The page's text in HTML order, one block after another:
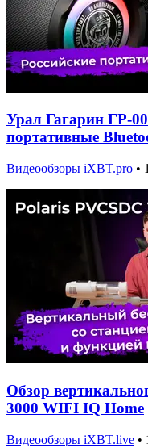
Урал Гагарин ГР-
портативные
Видеообзоры iXBT.pro •
Обзор
3000 WIFI IQ Home
Видеообзоры iXBT.live •